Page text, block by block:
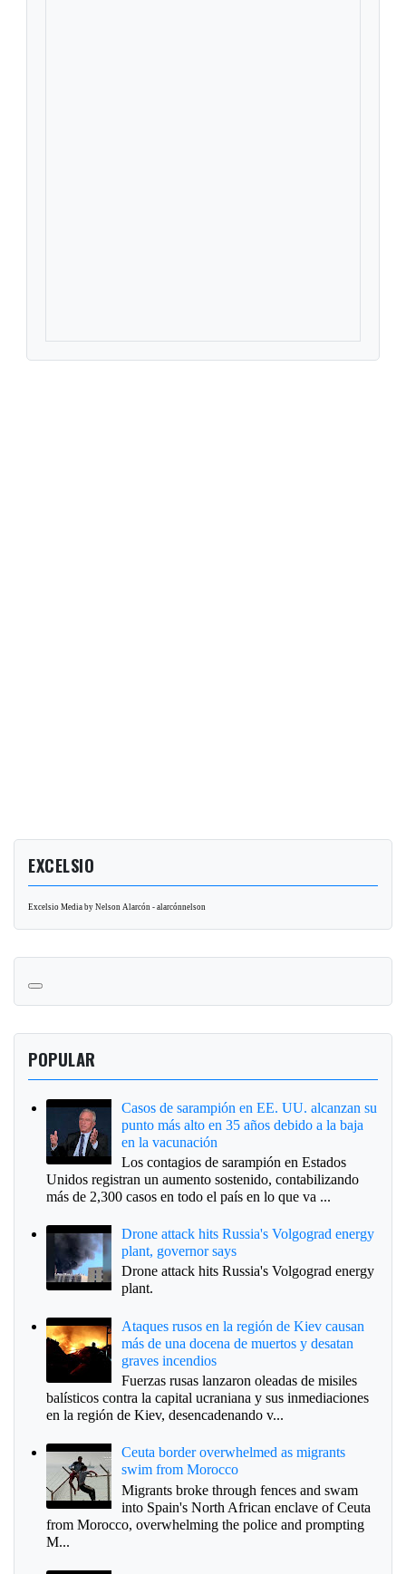
EXCELSIO
Excelsio Media by Nelson Alarcón - alarcónnelson
POPULAR
Casos de sarampión en EE. UU. alcanzan su
punto más alto en 35 años debido a la baja
en la vacunación
Los contagios de sarampión en Estados
Unidos registran un aumento sostenido, contabilizando
más de 2,300 casos en todo el país en lo que va ...
Drone attack hits Russia's Volgograd energy
plant, governor says
Drone attack hits Russia's Volgograd energy
plant.
Ataques rusos en la región de Kiev causan
más de una docena de muertos y desatan
graves incendios
Fuerzas rusas lanzaron oleadas de misiles
balísticos contra la capital ucraniana y sus inmediaciones
en la región de Kiev, desencadenando v...
Ceuta border overwhelmed as migrants
swim from Morocco
Migrants broke through fences and swam
into Spain's North African enclave of Ceuta
from Morocco, overwhelming the police and prompting
M...